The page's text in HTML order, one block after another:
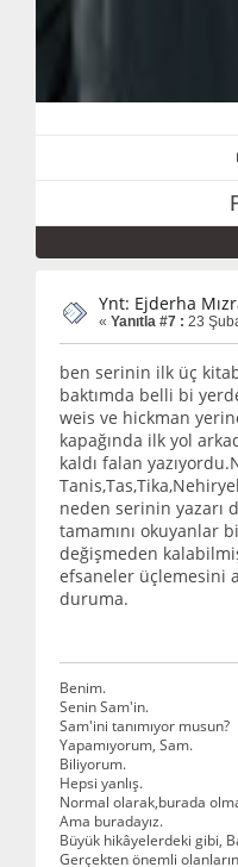
Ynt: Ejderha
« Yanıtla #7 : 23
ben serinin ilk üç
baktımda belli bi
weis ve hickman
kapağında ilk yol
kaldı falan
neden serinin yazarı
tamamını okuyanlar
değişmeden
efsaneler üçlemesini
duruma.
Benim.
Senin Sam'in.
Sam'ini tanımıyor musun?
Yapamıyorum, Sam.
Biliyorum.
Hepsi yanlış.
Normal olarak,burada
Ama buradayız.
Büyük hikâyelerdeki gibi,
Gerçekten önemli